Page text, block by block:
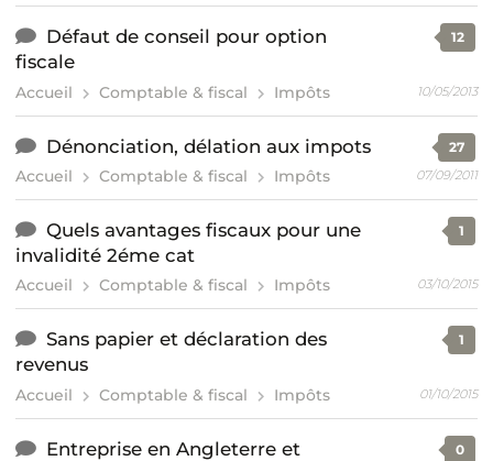
Défaut de conseil pour option
fiscale
Accueil Comptable & fiscal Impôts
12
10/05/2013
Dénonciation, délation aux impots
Accueil Comptable & fiscal Impôts
27
07/09/2011
Quels avantages fiscaux pour une
invalidité 2éme cat
Accueil Comptable & fiscal Impôts
1
03/10/2015
Sans papier et déclaration des
revenus
Accueil Comptable & fiscal Impôts
1
01/10/2015
Entreprise en Angleterre et
0